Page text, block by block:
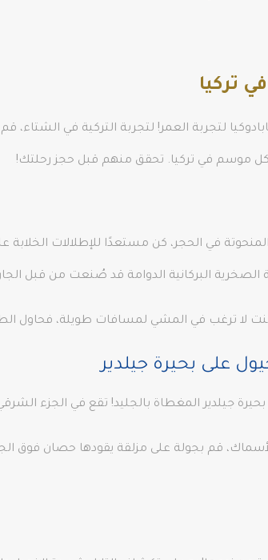
تركيا
لتجربة العمر! لتجربة التركية في الشتاء،
لكل موسم في تركيا. تحقق منهم قبل حجز رحلتك!
في الحجر، كن مستعدًا للإطلالات
البركانية الدوامة قد صُنعت من قبل
كنت لا ترغب في المشي لمسافات طويلة، فحاول
على بحيرة جيلدير
جيلدير المغطاة بالجليد! تقع في الجزء
قم بجولة على مزلقة يقودها حصان فوق